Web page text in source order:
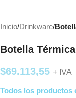
Inicio Drinkware
Botella
$69.113,55 + IVA
Todos los productos